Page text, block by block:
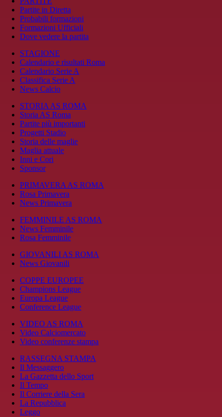
Partite in Diretta
Probabili formazioni
Formazioni Ufficiali
Dove vedere la partita
STAGIONE
Calendario e risultati Roma
Calendario Serie A
Classifica Serie A
News Calcio
STORIA AS ROMA
Storia AS Roma
Partite più importanti
Progetti Stadio
Storia delle maglie
Maglia attuale
Inni e Cori
Sponsor
PRIMAVERA AS ROMA
Rosa Primavera
News Primavera
FEMMINILE AS ROMA
News Femminile
Rosa Femminile
GIOVANILI AS ROMA
News Giovanili
COPPE EUROPEE
Champions League
Europa League
Conference League
VIDEO AS ROMA
Video Calciomercato
Video conferenze stampa
RASSEGNA STAMPA
Il Messaggero
La Gazzetta dello Sport
Il Tempo
Il Corriere della Sera
La Repubblica
Leggo